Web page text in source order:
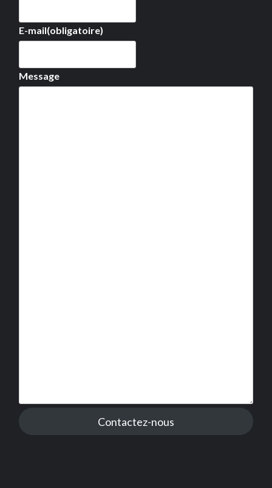
E-mail(obligatoire)
Message
Contactez-nous